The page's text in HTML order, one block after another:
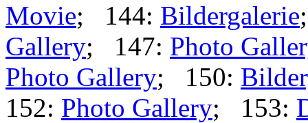
Movie; 144: Bildergalerie
Gallery; 147: Photo
Photo Gallery; 150:
152: Photo Gallery; 153: